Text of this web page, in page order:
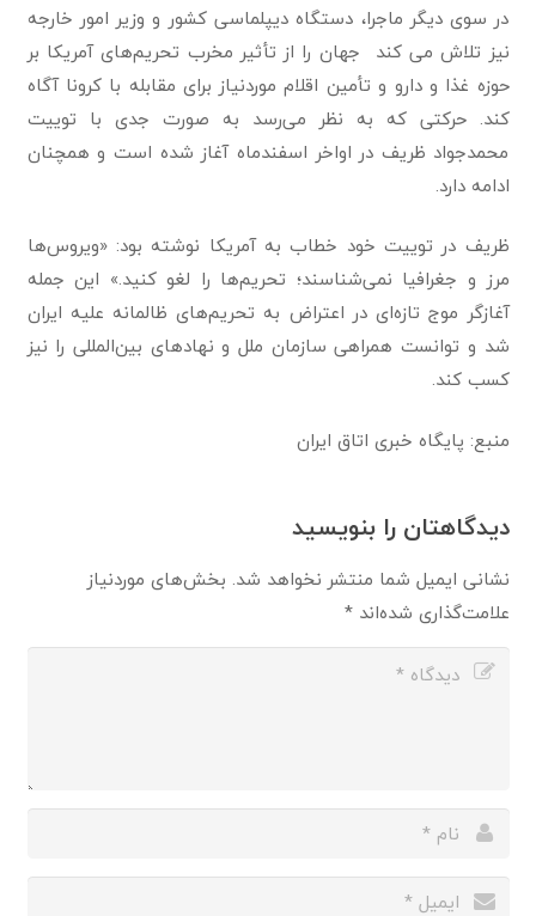
در سوی دیگر ماجرا، دستگاه دیپلماسی کشور و وزیر امور خارجه
نیز تلاش می کند جهان را از تأثیر مخرب تحریم‌های آمریکا بر
حوزه غذا و دارو و تأمین اقلام موردنیاز برای مقابله با کرونا آگاه
کند. حرکتی که به نظر می‌رسد به صورت جدی با توییت
محمدجواد ظریف در اواخر اسفندماه آغاز شده است و همچنان
ادامه دارد.
ظریف در توییت خود خطاب به آمریکا نوشته بود: «ویروس‌ها
مرز و جغرافیا نمی‌شناسند؛ تحریم‌ها را لغو کنید.» این جمله
آغازگر موج تازه‌ای در اعتراض به تحریم‌های ظالمانه علیه ایران
شد و توانست همراهی سازمان ملل و نهادهای بین‌المللی را نیز
کسب کند.
منبع: پایگاه خبری اتاق ایران
دیدگاهتان را بنویسید
نشانی ایمیل شما منتشر نخواهد شد. بخش‌های موردنیاز
علامت‌گذاری شده‌اند*